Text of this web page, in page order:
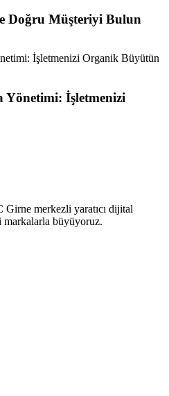
Doğru Müşteriyi Bulun
İşletmenizi
merkezli yaratıcı dijital
markalarla büyüyoruz.